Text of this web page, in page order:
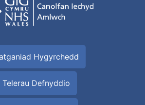
Hygyrchedd
Telerau Defnyddio